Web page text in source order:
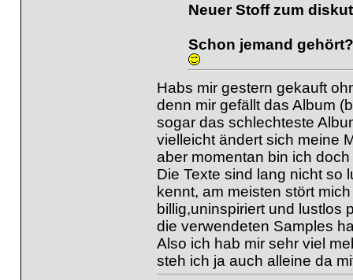
Neuer Stoff zum
Schon jemand gehört?
Habs mir gestern gekauft
denn mir gefällt das Album
sogar das schlechteste
vielleicht ändert sich meine
aber momentan bin ich
Die Texte sind lang nicht so
kennt, am meisten stört
billig,uninspiriert und lustlos
die verwendeten Samples
Also ich hab mir sehr viel
steh ich ja auch alleine da